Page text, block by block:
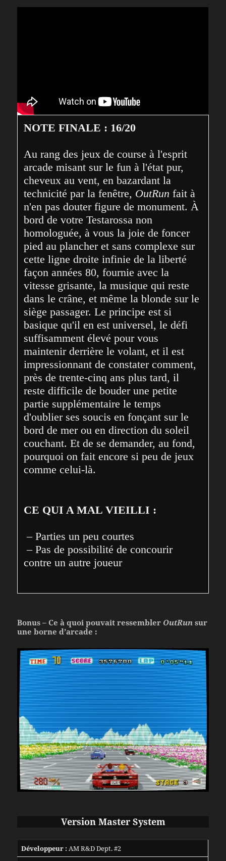
NOTE FINALE : 16/20
Au rang des jeux de course à l'esprit
arcade misant sur le fun à l'état pur,
cheveux au vent, en bazardant la
technicité par la fenêtre, OutRun fait à
n'en pas douter figure de monument. À
bord de votre Testarossa non
homologuée, à vous la joie de foncer
pied au plancher et sans complexe sur
cette ligne droite infinie de la liberté
façon années 80, fournie avec la
vitesse grisante, la musique qui reste
dans le crâne, et même la blonde sur le
siège passager. Le principe est si
basique qu'il en est universel, le défi
suffisamment élevé pour vous
maintenir derrière le volant, et il est
impressionnant de constater comment,
près de trente-cinq ans plus tard, il
reste difficile de bouder une petite
partie supplémentaire le temps
d'oublier ses soucis en fonçant sur le
bord de mer ou en direction du soleil
couchant. Et de se demander, au fond,
pourquoi on fait encore si peu de jeux
comme celui-là.
CE QUI A MAL VIEILLI :
– Parties un peu courtes
– Pas de possibilité de concourir
contre un autre joueur
Bonus – Ce à quoi pouvait ressembler OutRun sur
une borne d’arcade :
Version Master System
Développeur : AM R&D Dept. #2